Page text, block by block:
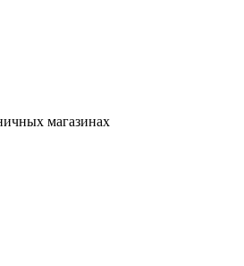
магазинах